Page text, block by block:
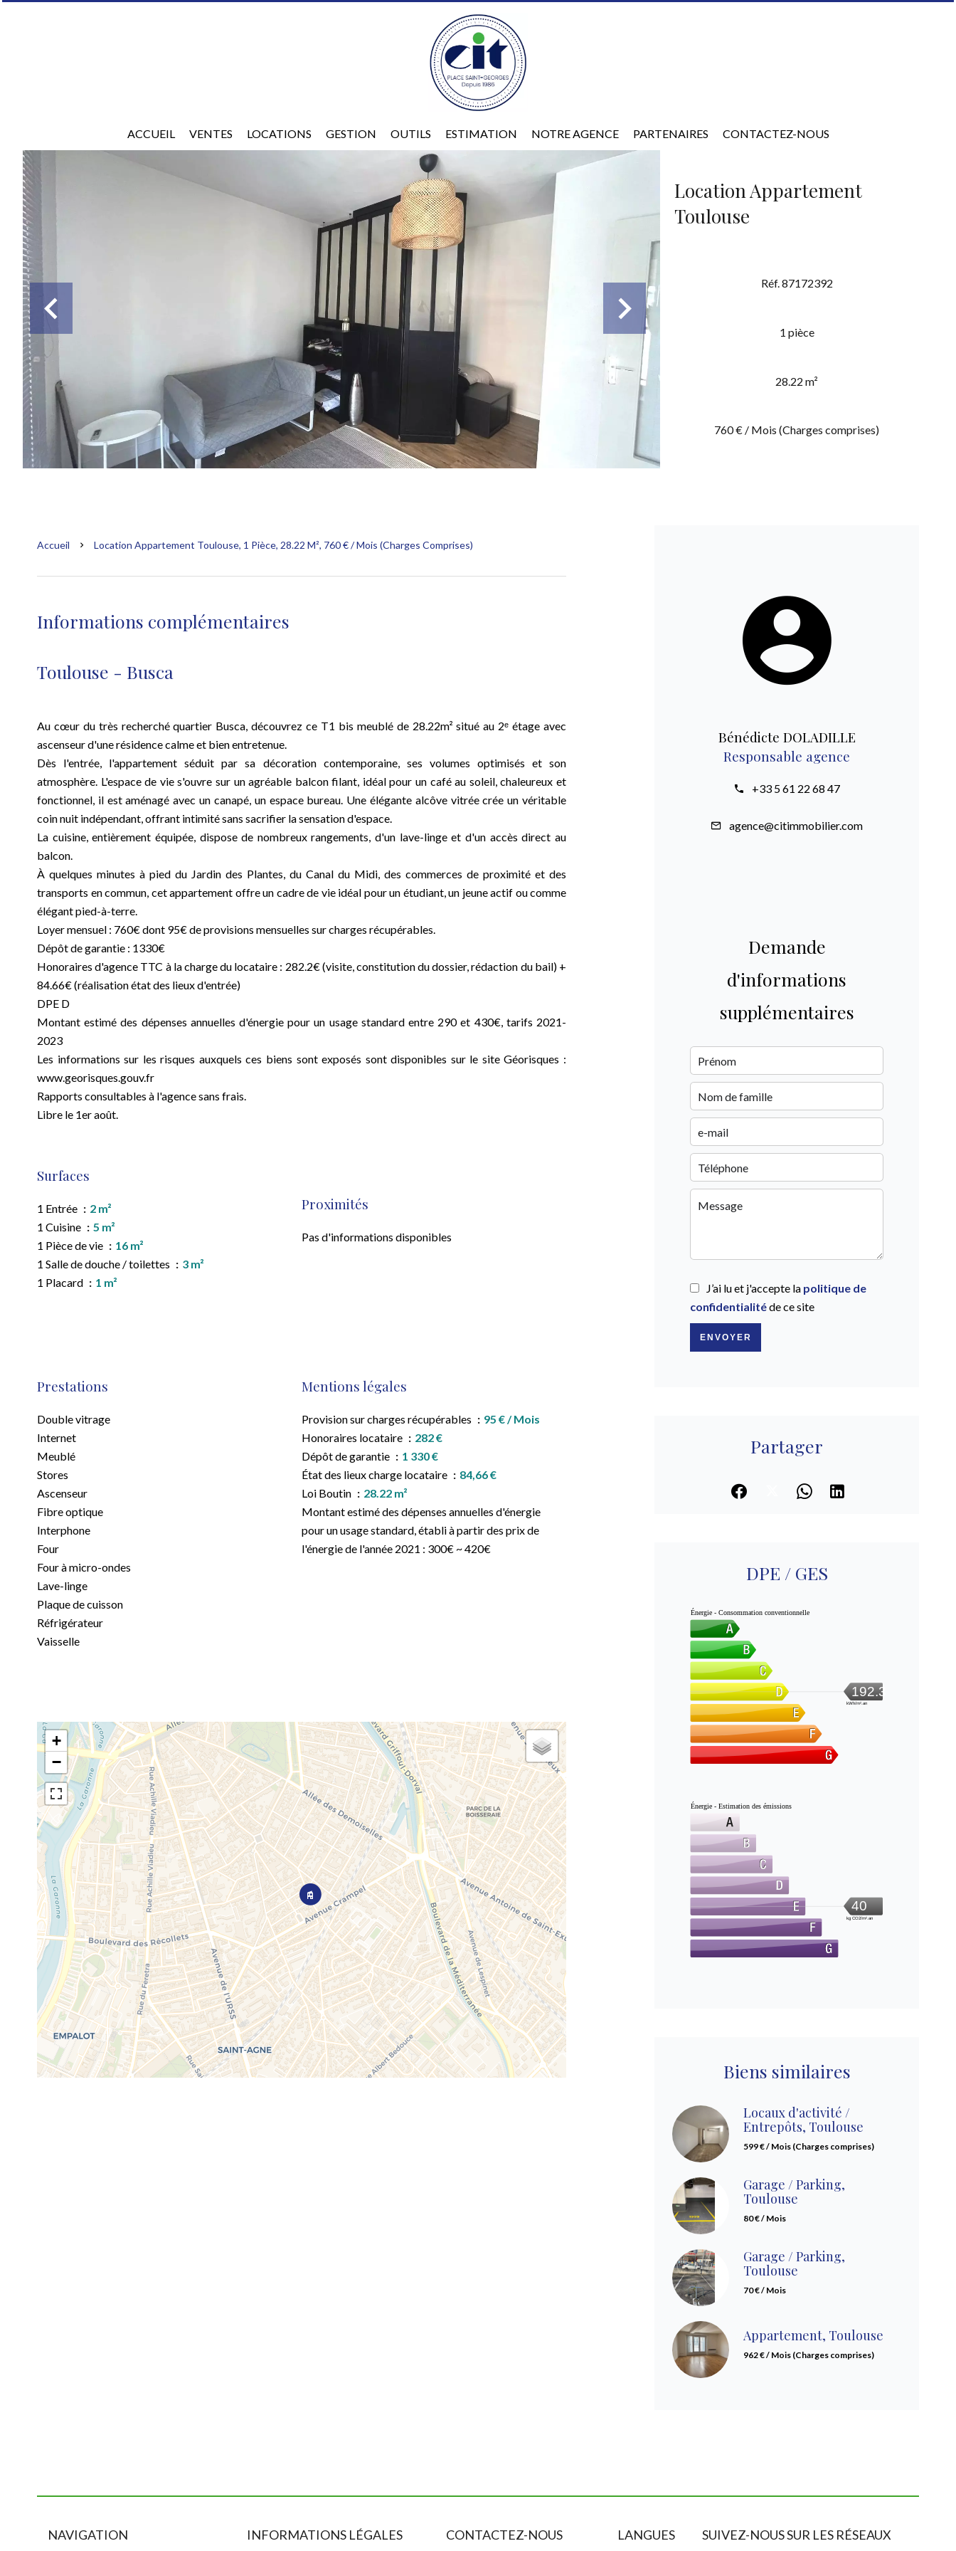
ACCUEIL VENTES LOCATIONS GESTION OUTILS ESTIMATION NOTRE AGENCE PARTENAIRES CONTACTEZ-NOUS
Location Appartement
Toulouse
Réf. 87172392
1 pièce
28.22 m²
760 € / Mois (Charges comprises)
Accueil Location Appartement Toulouse, 1 Pièce, 28.22 M², 760 € / Mois (Charges Comprises)
Informations complémentaires
Toulouse - Busca
Au cœur du très recherché quartier Busca, découvrez ce T1 bis meublé de 28.22m² situé au 2ᵉ étage avec
ascenseur d'une résidence calme et bien entretenue.
Dès l'entrée, l'appartement séduit par sa décoration contemporaine, ses volumes optimisés et son
atmosphère. L'espace de vie s'ouvre sur un agréable balcon filant, idéal pour un café au soleil, chaleureux et
fonctionnel, il est aménagé avec un canapé, un espace bureau. Une élégante alcôve vitrée crée un véritable
coin nuit indépendant, offrant intimité sans sacrifier la sensation d'espace.
La cuisine, entièrement équipée, dispose de nombreux rangements, d'un lave-linge et d'un accès direct au
balcon.
À quelques minutes à pied du Jardin des Plantes, du Canal du Midi, des commerces de proximité et des
transports en commun, cet appartement offre un cadre de vie idéal pour un étudiant, un jeune actif ou comme
élégant pied-à-terre.
Loyer mensuel : 760€ dont 95€ de provisions mensuelles sur charges récupérables.
Dépôt de garantie : 1330€
Honoraires d'agence TTC à la charge du locataire : 282.2€ (visite, constitution du dossier, rédaction du bail) +
84.66€ (réalisation état des lieux d'entrée)
DPE D
Montant estimé des dépenses annuelles d'énergie pour un usage standard entre 290 et 430€, tarifs 2021-
2023
Les informations sur les risques auxquels ces biens sont exposés sont disponibles sur le site Géorisques :
www.georisques.gouv.fr
Rapports consultables à l'agence sans frais.
Libre le 1er août.
Surfaces
1 Entrée
2 m²
1 Cuisine
5 m²
1 Pièce de vie
16 m²
1 Salle de douche / toilettes
3 m²
1 Placard
1 m²
Proximités
Pas d'informations disponibles
Prestations
Double vitrage
Internet
Meublé
Stores
Ascenseur
Fibre optique
Interphone
Four
Four à micro-ondes
Lave-linge
Plaque de cuisson
Réfrigérateur
Vaisselle
Mentions légales
Provision sur charges récupérables
95 € / Mois
Honoraires locataire
282 €
Dépôt de garantie
1 330 €
État des lieux charge locataire
84,66 €
Loi Boutin
28.22 m²
Montant estimé des dépenses annuelles d'énergie
pour un usage standard, établi à partir des prix de
l'énergie de l'année 2021 : 300€ ~ 420€
+
−
Bénédicte DOLADILLE
Responsable agence
+33 5 61 22 68 47
agence@citimmobilier.com
Demande
d'informations
supplémentaires
J’ai lu et j'accepte la politique de
confidentialitéde ce site
ENVOYER
Partager
DPE / GES
Énergie - Consommation conventionnelle
192.3
kWh/m².an
Énergie - Estimation des émissions
40
kg CO2/m².an
Biens similaires
Locaux d'activité /
Entrepôts, Toulouse
599 € / Mois (Charges comprises)
Garage / Parking,
Toulouse
80 € / Mois
Garage / Parking,
Toulouse
70 € / Mois
Appartement, Toulouse
962 € / Mois (Charges comprises)
NAVIGATION INFORMATIONS LÉGALES CONTACTEZ-NOUS LANGUES SUIVEZ-NOUS SUR LES RÉSEAUX